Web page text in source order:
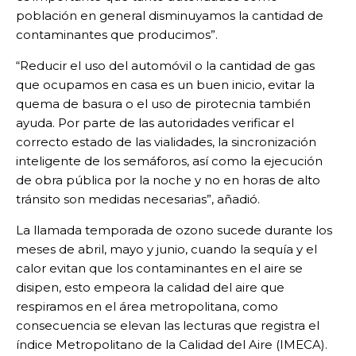
población en general disminuyamos la cantidad de
contaminantes que producimos”.
“Reducir el uso del automóvil o la cantidad de gas
que ocupamos en casa es un buen inicio, evitar la
quema de basura o el uso de pirotecnia también
ayuda. Por parte de las autoridades verificar el
correcto estado de las vialidades, la sincronización
inteligente de los semáforos, así como la ejecución
de obra pública por la noche y no en horas de alto
tránsito son medidas necesarias”, añadió.
La llamada temporada de ozono sucede durante los
meses de abril, mayo y junio, cuando la sequía y el
calor evitan que los contaminantes en el aire se
disipen, esto empeora la calidad del aire que
respiramos en el área metropolitana, como
consecuencia se elevan las lecturas que registra el
índice Metropolitano de la Calidad del Aire (IMECA).